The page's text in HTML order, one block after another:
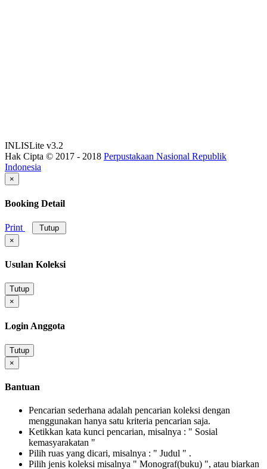
INLISLite v3.2
Hak Cipta © 2017 - 2018 Perpustakaan Nasional Republik
Indonesia
×
Booking Detail
Print
Tutup
×
Usulan Koleksi
Tutup
×
Login Anggota
Tutup
×
Bantuan
Pencarian sederhana adalah pencarian koleksi dengan
menggunakan hanya satu kriteria pencarian saja.
Ketikkan kata kunci pencarian, misalnya : " Sosial
kemasyarakatan "
Pilih ruas yang dicari, misalnya : " Judul " .
Pilih jenis koleksi misalnya " Monograf(buku) ", atau biarkan